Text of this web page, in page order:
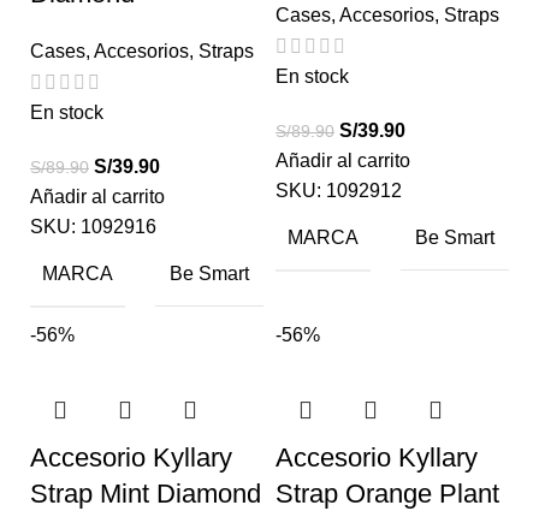
Cases, Accesorios, Straps
En stock
S/89.90 S/39.90
Añadir al carrito
SKU: 1092916
MARCA Be Smart
Cases, Accesorios, Straps
En stock
S/89.90 S/39.90
Añadir al carrito
SKU: 1092912
MARCA Be Smart
-56%
Accesorio Kyllary
Strap Mint Diamond
-56%
Accesorio Kyllary
Strap Orange Plant